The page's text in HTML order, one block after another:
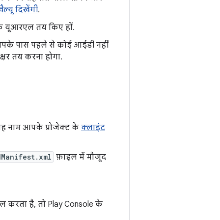
दिखेंगी.
यूआरएल तय किए हों.
पास पहले से कोई आईडी नहीं
तय करना होगा.
नाम आपके प्रोजेक्ट केक्लाइंट
फ़ाइल में मौजूद
करता है, तो Play Console के